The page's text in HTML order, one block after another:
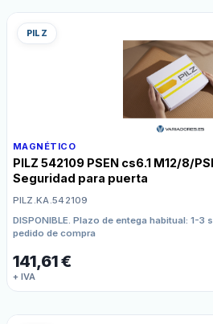
PILZ
MAGNÉTICO
PILZ 542109 PSEN cs6.1 M12/8/
Seguridad para puerta
PILZ.KA.542109
DISPONIBLE. Plazo de entega habitual: 1-3
pedido de compra
141,61€
+ IVA